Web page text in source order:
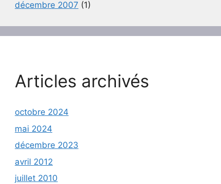
décembre 2007 (1)
Articles archivés
octobre 2024
mai 2024
décembre 2023
avril 2012
juillet 2010